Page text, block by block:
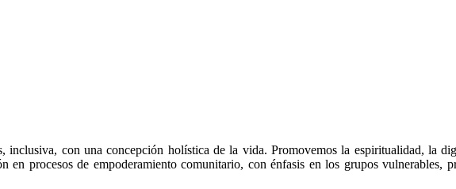
inclusiva, con una concepción holística de la vida. Promovemos la espiritualidad, la
procesos de empoderamiento comunitario, con énfasis en los grupos vulnerables,